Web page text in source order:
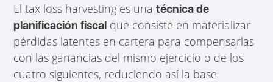
El tax loss harvesting es unatécnica de
planificación fiscal que consiste en materializar
pérdidas latentes en cartera para compensarlas
con las ganancias del mismo ejercicio o de los
cuatro siguientes, reduciendo así la base